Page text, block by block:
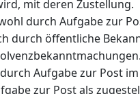
mit deren Zustellung.
durch Aufgabe zur
durch öffentliche
Aufgabe zur Post
zur Post als